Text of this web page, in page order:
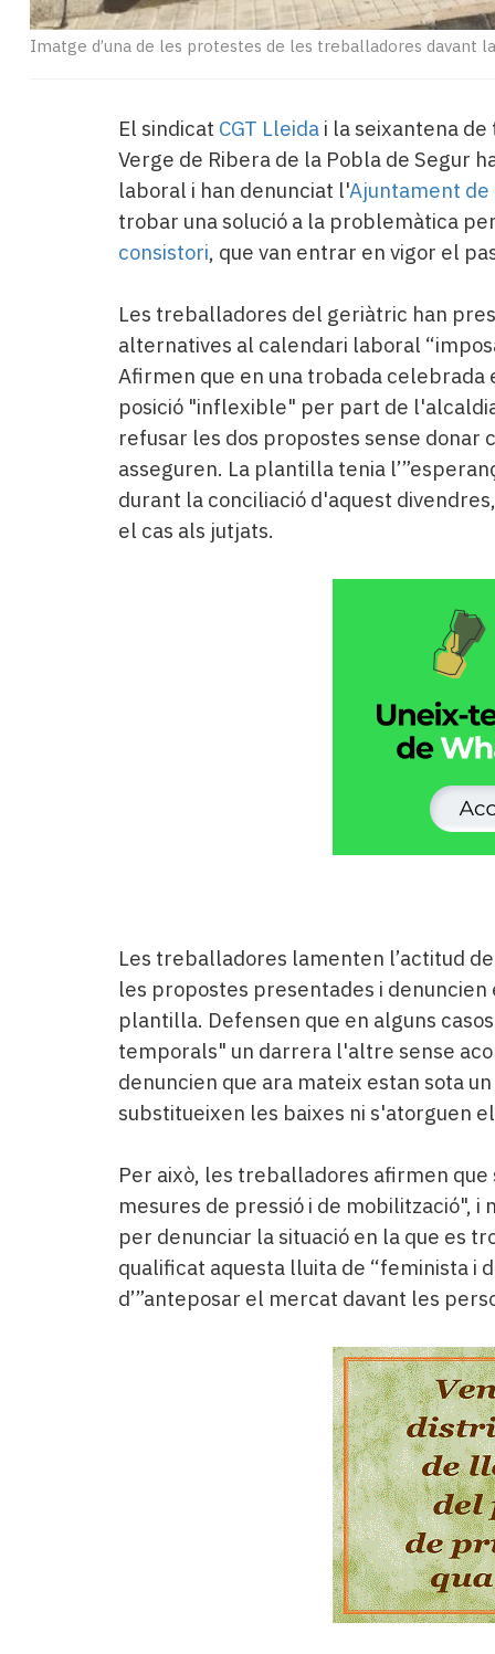
Imatge d’una de les protestes de les treballadores davant
El sindicat CGT Lleidai la seixantena
Verge de Ribera de la Pobla de Segur
laboral i han denunciat l'Ajuntament de
trobar una solució a la problemàtica
consistori, que van entrar en vigor el
Les treballadores del geriàtric han
alternatives al calendari laboral
Afirmen que en una trobada celebrada
posició "inflexible" per part de
refusar les dos propostes sense donar
asseguren. La plantilla tenia
durant la conciliació d'aquest
el cas als jutjats.
Les treballadores lamenten l’actitud
les propostes presentades i
plantilla. Defensen que en alguns
temporals" un darrera l'altre sense
denuncien que ara mateix estan sota
substitueixen les baixes ni s'atorguen
Per això, les treballadores afirmen
mesures de pressió i de mobilització",
per denunciar la situació en la que es
qualificat aquesta lluita de “feminista i
d’”anteposar el mercat davant les